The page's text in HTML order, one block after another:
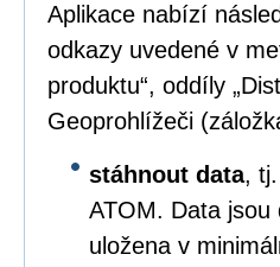
Aplikace nabízí
odkazy uvedené v
produktu“, oddíly
Geoprohlížeči
stáhnout data,
ATOM. Data jsou
uložena v